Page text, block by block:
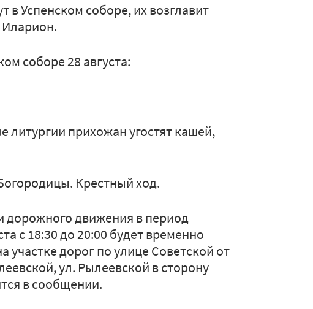
Успенском соборе, их возглавит
соборе 28 августа:
литургии прихожан угостят кашей,
Крестный ход.
дорожного движения в период
с 18:30 до 20:00 будет временно
участке дорог по улице Советской от
ул. Рылеевской в сторону
в сообщении.